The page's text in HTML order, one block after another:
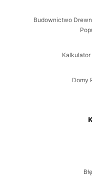
Budownictwo
Domy